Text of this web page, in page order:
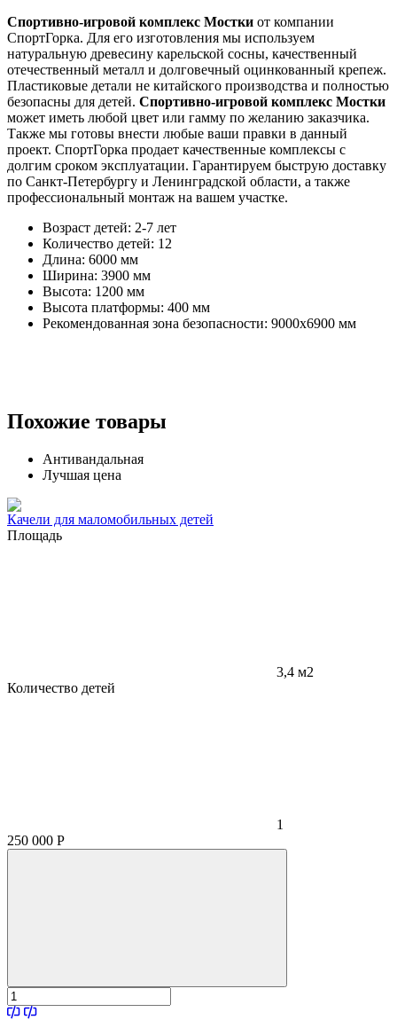
Спортивно-игровой комплекс Мостки от компании
СпортГорка. Для его изготовления мы используем
натуральную древесину карельской сосны, качественный
отечественный металл и долговечный оцинкованный крепеж.
Пластиковые детали не китайского производства и полностью
безопасны для детей. Спортивно-игровой комплекс Мостки
может иметь любой цвет или гамму по желанию заказчика.
Также мы готовы внести любые ваши правки в данный
проект. СпортГорка продает качественные комплексы с
долгим сроком эксплуатации. Гарантируем быструю доставку
по Санкт-Петербургу и Ленинградской области, а также
профессиональный монтаж на вашем участке.
Возраст детей: 2-7 лет
Количество детей: 12
Длина: 6000 мм
Ширина: 3900 мм
Высота: 1200 мм
Высота платформы: 400 мм
Рекомендованная зона безопасности: 9000x6900 мм
Похожие товары
Антивандальная
Лучшая цена
Качели для маломобильных детей
Площадь
3,4 м2
Количество детей
1
250 000 Р